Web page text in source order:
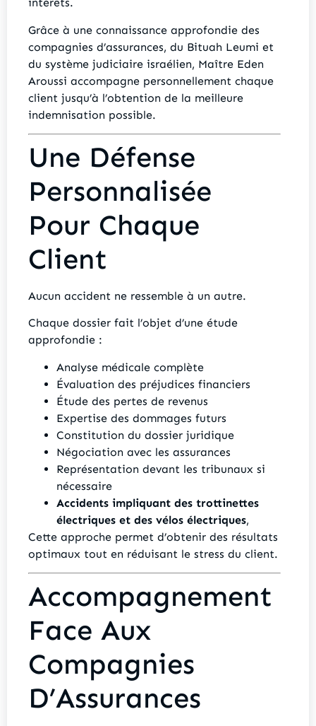
Grâce à une connaissance approfondie des
compagnies d’assurances, du Bituah Leumi et
du système judiciaire israélien, Maître Eden
Aroussi accompagne personnellement chaque
client jusqu’à l’obtention de la meilleure
indemnisation possible.
Une Défense
Personnalisée
Pour Chaque
Client
Aucun accident ne ressemble à un autre.
Chaque dossier fait l’objet d’une étude
approfondie :
Analyse médicale complète
Évaluation des préjudices financiers
Étude des pertes de revenus
Expertise des dommages futurs
Constitution du dossier juridique
Négociation avec les assurances
Représentation devant les tribunaux si
nécessaire
Accidents impliquant des trottinettes
électriques et des vélos électriques,
Cette approche permet d’obtenir des résultats
optimaux tout en réduisant le stress du client.
Accompagnement
Face Aux
Compagnies
D’Assurances